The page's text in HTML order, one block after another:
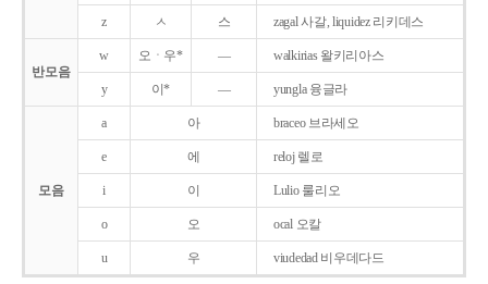
z ㅅ 스 zagal 사갈, liquidez 리키데스
반모음
w 오ㆍ우* ― walkirias 왈키리아스
y 이* ― yungla 융글라
모음
a 아 braceo 브라세오
e 에 reloj 렐로
i 이 Lulio 룰리오
o 오 ocal 오칼
u 우 viudedad 비우데다드